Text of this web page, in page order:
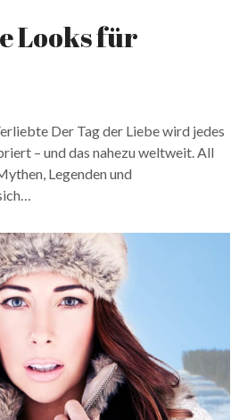
Looks für
Der Tag der Liebe wird jedes
– und das nahezu weltweit. All
Legenden und